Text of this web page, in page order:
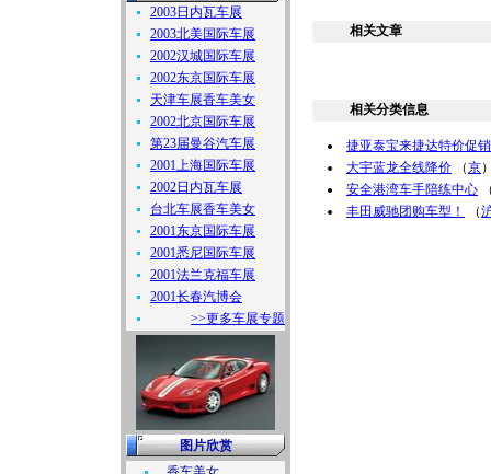
2003日内瓦车展
2003北美国际车展
2002汉城国际车展
2002东京国际车展
天津车展香车美女
2002北京国际车展
第23届曼谷汽车展
2001上海国际车展
2002日内瓦车展
台北车展香车美女
2001东京国际车展
2001悉尼国际车展
2001法兰克福车展
2001长春汽博会
>>更多车展专题
图片欣赏
相关文章
相关分类信息
捷亚泰宝来捷达特价促销
大宇蓝龙全线降价 （京
安全港湾车手陪练中心
丰田威驰团购车型！
（